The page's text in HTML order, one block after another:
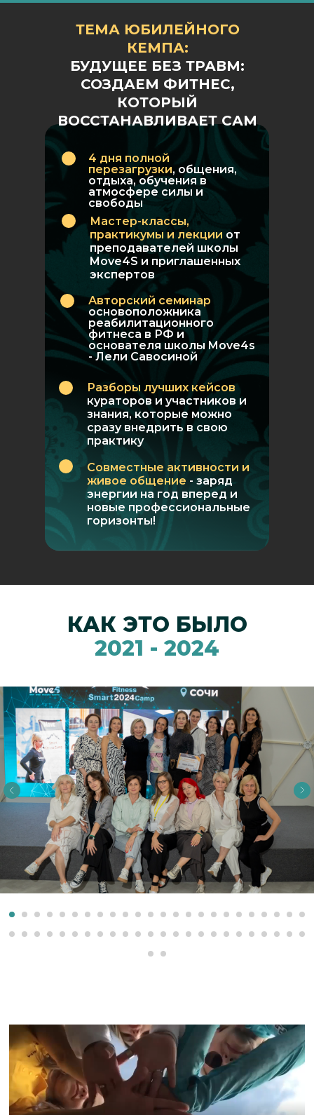
4 дня полной
перезагрузки, общения,
отдыха, обучения в
атмосфере силы и
свободы
Мастер-классы,
практикумы и лекции от
преподавателей школы
Move4S и приглашенных
экспертов
Авторский семинар
основоположника
реабилитационного
фитнеса в РФ и
основателя школы Move4s
- Лели Савосиной
Разборы лучших кейсов
кураторов и участников и
знания, которые можно
сразу внедрить в свою
практику
Совместные активности и
живое общение - заряд
энергии на год вперед и
новые профессиональные
горизонты!
ТЕМА ЮБИЛЕЙНОГО
КЕМПА:
БУДУЩЕЕ БЕЗ ТРАВМ:
СОЗДАЕМ ФИТНЕС,
КОТОРЫЙ
ВОССТАНАВЛИВАЕТ САМ
КАК ЭТО БЫЛО
2021 - 2024
отличной форме и понимать,
какой тренер и какие тренировки
вам подходят.